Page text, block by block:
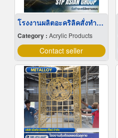
โรงงานผลิตอะคริลิคสั่งทำขึ้นรูํป
Category : Acrylic Products
Contact seller